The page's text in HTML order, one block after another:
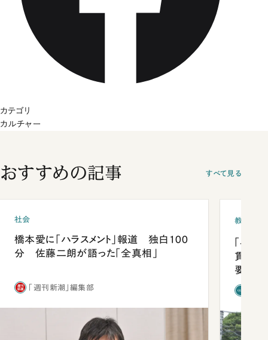
カテゴリ
カルチャー
おすすめの記事 すべて見る
社会
橋本愛に「ハラスメント」報道 独白100
分 佐藤二朗が語った「全真相」
「週刊新潮」編集部
教育
「早
貫校へ
要だっ